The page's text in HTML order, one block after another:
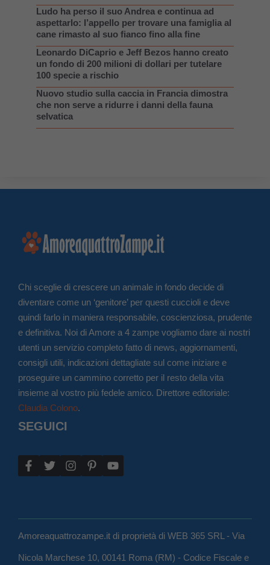
Ludo ha perso il suo Andrea e continua ad
aspettarlo: l’appello per trovare una famiglia al
cane rimasto al suo fianco fino alla fine
Leonardo DiCaprio e Jeff Bezos hanno creato
un fondo di 200 milioni di dollari per tutelare
100 specie a rischio
Nuovo studio sulla caccia in Francia dimostra
che non serve a ridurre i danni della fauna
selvatica
Chi sceglie di crescere un animale in fondo decide di
diventare come un ‘genitore’ per questi cuccioli e deve
quindi farlo in maniera responsabile, coscienziosa, prudente
e definitiva. Noi di Amore a 4 zampe vogliamo dare ai nostri
utenti un servizio completo fatto di news, aggiornamenti,
consigli utili, indicazioni dettagliate sul come iniziare e
proseguire un cammino corretto per il resto della vita
insieme al vostro più fedele amico. Direttore editoriale:
Claudia Colono.
SEGUICI
Amoreaquattrozampe.it di proprietà di WEB 365 SRL - Via
Nicola Marchese 10, 00141 Roma (RM) - Codice Fiscale e